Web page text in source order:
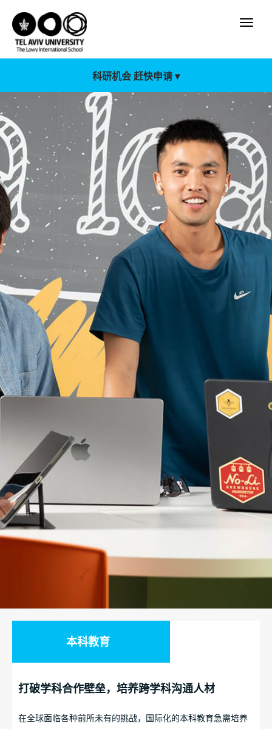
科研机会 赶快申请 ▾
本科教育
打破学科合作壁垒，培养跨学科沟通人材
在全球面临各种前所未有的挑战，国际化的本科教育急需培养